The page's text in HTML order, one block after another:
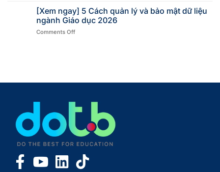
[Xem ngay] 5 Cách quản lý và bảo mật dữ liệu
ngành Giáo dục 2026
Comments Off